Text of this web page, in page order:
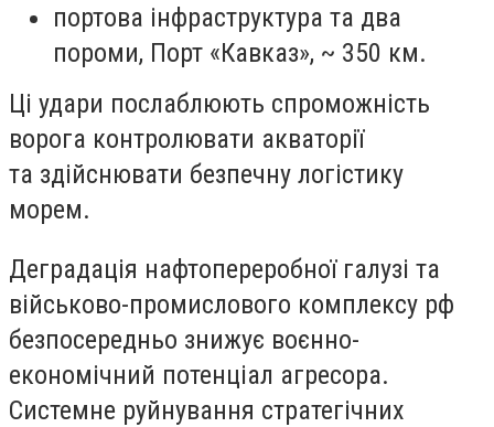
портова інфраструктура та два
пороми, Порт «Кавказ», ~ 350 км.
Ці удари послаблюють спроможність
ворога контролювати акваторії
та здійснювати безпечну логістику
морем.
Деградація нафтопереробної галузі та
військово-промислового комплексу рф
безпосередньо знижує воєнно-
економічний потенціал агресора.
Системне руйнування стратегічних